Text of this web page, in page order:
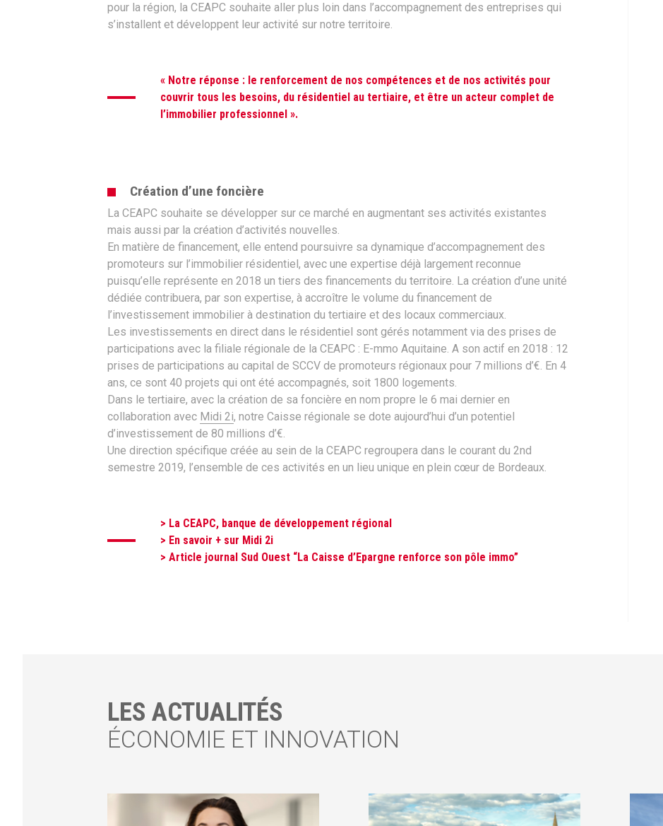
pour la région, la CEAPC souhaite aller plus loin dans l’accompagnement des entreprises qui
s’installent et développent leur activité sur notre territoire.
« Notre réponse : le renforcement de nos compétences et de nos activités pour
couvrir tous les besoins, du résidentiel au tertiaire, et être un acteur complet de
l’immobilier professionnel ».
Création d’une foncière
La CEAPC souhaite se développer sur ce marché en augmentant ses activités existantes
mais aussi par la création d’activités nouvelles.
En matière de financement, elle entend poursuivre sa dynamique d’accompagnement des
promoteurs sur l’immobilier résidentiel, avec une expertise déjà largement reconnue
puisqu’elle représente en 2018 un tiers des financements du territoire. La création d’une unité
dédiée contribuera, par son expertise, à accroître le volume du financement de
l’investissement immobilier à destination du tertiaire et des locaux commerciaux.
Les investissements en direct dans le résidentiel sont gérés notamment via des prises de
participations avec la filiale régionale de la CEAPC : E-mmo Aquitaine. A son actif en 2018 : 12
prises de participations au capital de SCCV de promoteurs régionaux pour 7 millions d’€. En 4
ans, ce sont 40 projets qui ont été accompagnés, soit 1800 logements.
Dans le tertiaire, avec la création de sa foncière en nom propre le 6 mai dernier en
collaboration avec Midi 2i, notre Caisse régionale se dote aujourd’hui d’un potentiel
d’investissement de 80 millions d’€.
Une direction spécifique créée au sein de la CEAPC regroupera dans le courant du 2nd
semestre 2019, l’ensemble de ces activités en un lieu unique en plein cœur de Bordeaux.
> La CEAPC, banque de développement régional
> En savoir + sur Midi 2i
> Article journal Sud Ouest “La Caisse d’Epargne renforce son pôle immo”
LES ACTUALITÉS
ÉCONOMIE ET INNOVATION